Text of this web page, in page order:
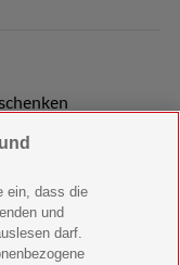
ein, dass die
und
darf.